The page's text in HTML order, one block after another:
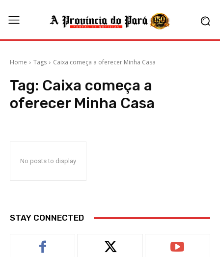
Home Tags Caixa começa a oferecer Minha Casa
Tag: Caixa começa a
oferecer Minha Casa
No posts to display
STAY CONNECTED